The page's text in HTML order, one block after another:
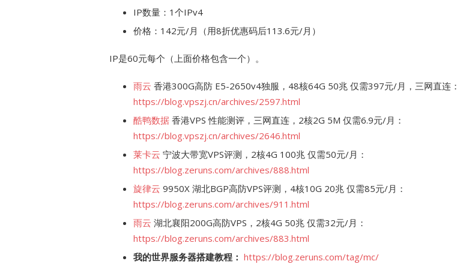
IP数量：1个IPv4
价格：142元/月（用8折优惠码后113.6元/月）
IP是60元每个（上面价格包含一个）。
雨云 香港300G高防 E5-2650v4独服，48核64G 50兆 仅需397元/月，三网直连：
https://blog.vpszj.cn/archives/2597.html
酷鸭数据 香港VPS 性能测评，三网直连，2核2G 5M 仅需6.9元/月：
https://blog.vpszj.cn/archives/2646.html
莱卡云 宁波大带宽VPS评测，2核4G 100兆 仅需50元/月：
https://blog.zeruns.com/archives/888.html
旋律云 9950X 湖北BGP高防VPS评测，4核10G 20兆 仅需85元/月：
https://blog.zeruns.com/archives/911.html
雨云 湖北襄阳200G高防VPS，2核4G 50兆 仅需32元/月：
https://blog.zeruns.com/archives/883.html
我的世界服务器搭建教程： https://blog.zeruns.com/tag/mc/